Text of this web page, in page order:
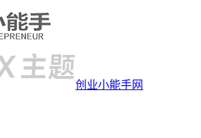
创业小能手网